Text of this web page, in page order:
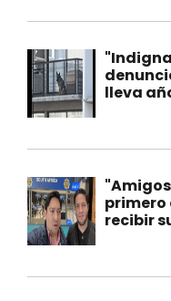
lleva
primero
recibir